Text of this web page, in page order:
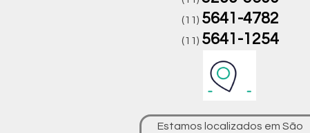
(11) 5641-4782
(11) 5641-1254
Estamos localizados em São